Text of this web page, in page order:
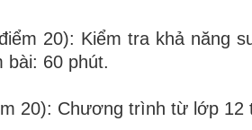
20): Kiểm tra khả năng
bài: 60 phút.
Chương trình từ lớp 12